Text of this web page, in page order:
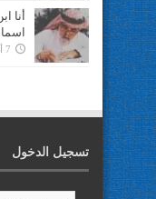
أنا
7 أبريل، 2025
تسجيل الدخول